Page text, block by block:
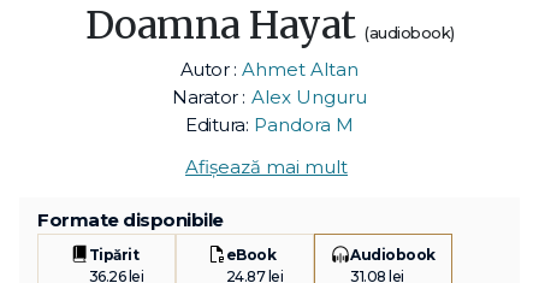
Doamna Hayat (audiobook)
Autor : Ahmet Altan
Narator : Alex Unguru
Editura: Pandora M
Afișează mai mult
Formate disponibile
Tipărit
36.26 lei
eBook
24.87 lei
Audiobook
31.08 lei